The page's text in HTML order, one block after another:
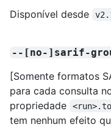
Disponível desde
--[no-]sarif-
[Somente formatos
para cada consulta
propriedade
tem nenhum efeito